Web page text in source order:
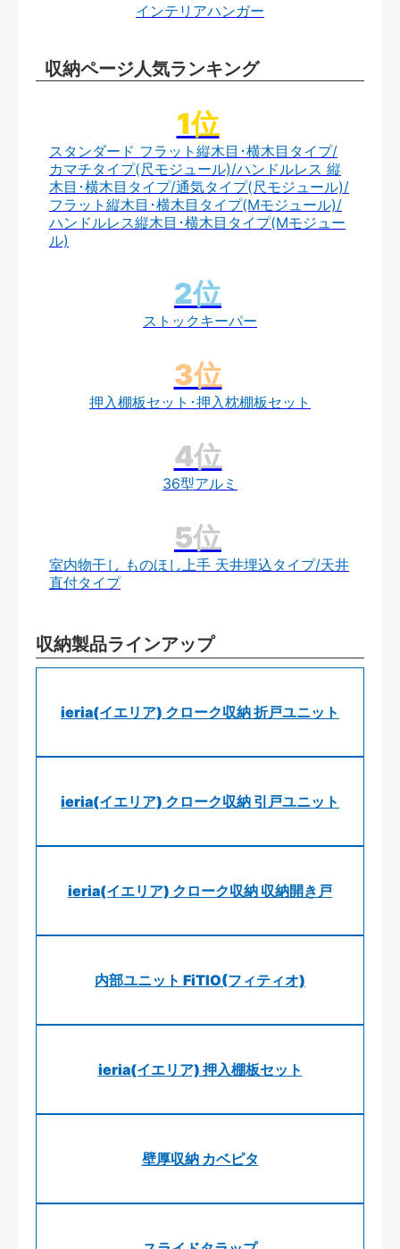
インテリアハンガー
収納ページ人気ランキング
スタンダード フラット縦木目･横木目タイプ/
カマチタイプ(尺モジュール)/ハンドルレス 縦
木目･横木目タイプ/通気タイプ(尺モジュール)/
フラット縦木目･横木目タイプ(Mモジュール)/
ハンドルレス縦木目･横木目タイプ(Mモジュー
ル)
ストックキーパー
押入棚板セット･押入枕棚板セット
36型アルミ
室内物干し ものほし上手 天井埋込タイプ/天井
直付タイプ
収納製品ラインアップ
ieria(イエリア) クローク収納 折戸ユニット
ieria(イエリア) クローク収納 引戸ユニット
ieria(イエリア) クローク収納 収納開き戸
内部ユニット FiTIO(フィティオ)
ieria(イエリア) 押入棚板セット
壁厚収納 カベピタ